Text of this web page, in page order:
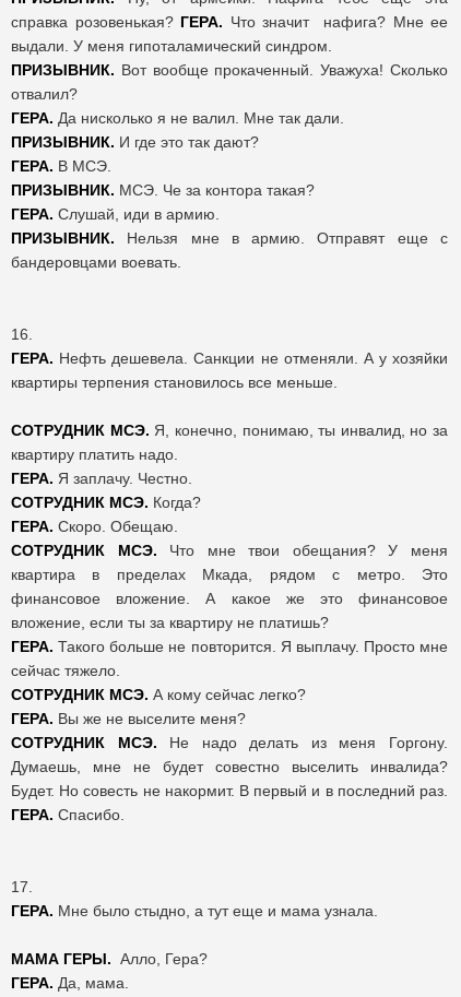
справка розовенькая? ГЕРА. Что значит нафига? Мне ее
выдали. У меня гипоталамический синдром.
ПРИЗЫВНИК. Вот вообще прокаченный. Уважуха! Сколько
отвалил?
ГЕРА. Да нисколько я не валил. Мне так дали.
ПРИЗЫВНИК. И где это так дают?
ГЕРА. В МСЭ.
ПРИЗЫВНИК. МСЭ. Че за контора такая?
ГЕРА. Слушай, иди в армию.
ПРИЗЫВНИК. Нельзя мне в армию. Отправят еще с
бандеровцами воевать.
16.
ГЕРА. Нефть дешевела. Санкции не отменяли. А у хозяйки
квартиры терпения становилось все меньше.
СОТРУДНИК МСЭ. Я, конечно, понимаю, ты инвалид, но за
квартиру платить надо.
ГЕРА. Я заплачу. Честно.
СОТРУДНИК МСЭ. Когда?
ГЕРА. Скоро. Обещаю.
СОТРУДНИК МСЭ. Что мне твои обещания? У меня
квартира в пределах Мкада, рядом с метро. Это
финансовое вложение. А какое же это финансовое
вложение, если ты за квартиру не платишь?
ГЕРА. Такого больше не повторится. Я выплачу. Просто мне
сейчас тяжело.
СОТРУДНИК МСЭ. А кому сейчас легко?
ГЕРА. Вы же не выселите меня?
СОТРУДНИК МСЭ. Не надо делать из меня Горгону.
Думаешь, мне не будет совестно выселить инвалида?
Будет. Но совесть не накормит. В первый и в последний раз.
ГЕРА. Спасибо.
17.
ГЕРА. Мне было стыдно, а тут еще и мама узнала.
МАМА ГЕРЫ. Алло, Гера?
ГЕРА. Да, мама.